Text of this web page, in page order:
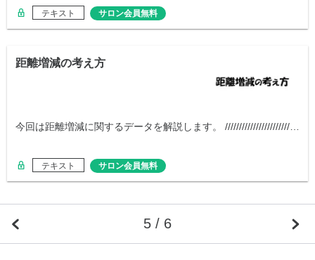
テキスト サロン会員無料
距離増減の考え方
今回は距離増減に関するデータを解説します。 ///////////////////////…
テキスト サロン会員無料
5 / 6